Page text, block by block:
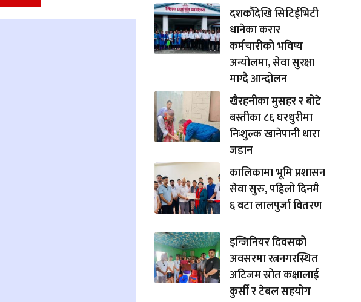
दशकौँदेखि सिटिईभिटी
धानेका करार
कर्मचारीको भविष्य
अन्योलमा, सेवा सुरक्षा
माग्दै आन्दोलन
खैरहनीका मुसहर र बोटे
बस्तीका ८६ घरधुरीमा
निःशुल्क खानेपानी धारा
जडान
कालिकामा भूमि प्रशासन
सेवा सुरु, पहिलो दिनमै
६ वटा लालपुर्जा वितरण
इन्जिनियर दिवसको
अवसरमा रत्ननगरस्थित
अटिजम स्रोत कक्षालाई
कुर्सी र टेबल सहयोग